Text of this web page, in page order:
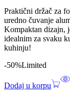
Praktični držač za
uredno čuvanje
Kompaktan dizajn,
idealnim za svaku
kuhinju!
-50%Limited
Dodaj u korpu